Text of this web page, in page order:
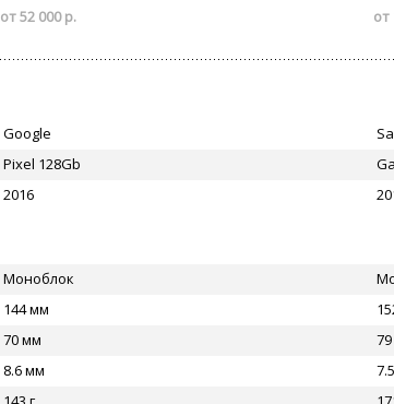
от 52 000 р. от
Google
Pixel 128Gb
2016
Моноблок
144 мм
70 мм
8.6 мм